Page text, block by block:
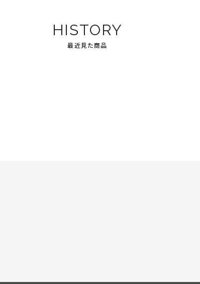
HISTORY
最近見た商品